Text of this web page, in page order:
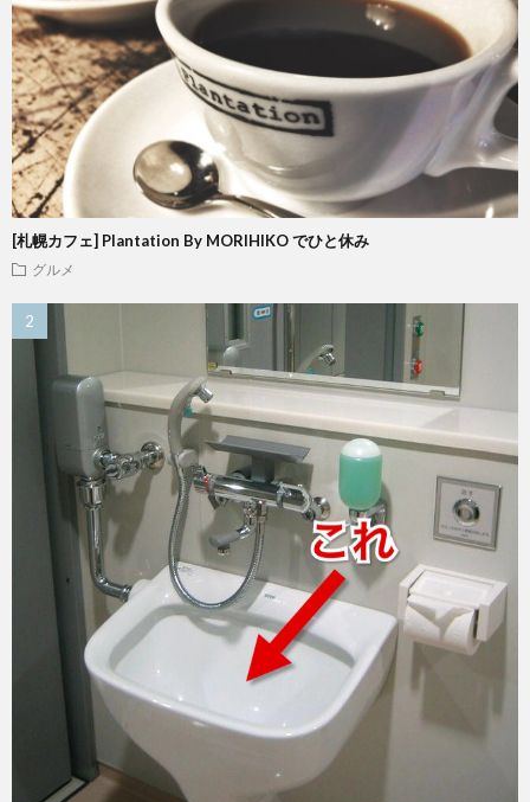
[札幌カフェ] Plantation By MORIHIKO でひと休み
グルメ